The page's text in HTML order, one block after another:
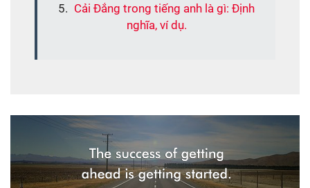
Cải Đắng trong tiếng anh là gì: Định
nghĩa, ví dụ.